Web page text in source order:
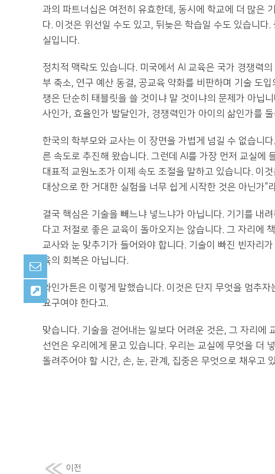
과의 파트너십은 여전히 유효한데, 동시에 학교에 더 많은
다. 이것은 위선일 수도 있고, 뒤늦은 학습일 수도 있습니
실입니다.
정치적 맥락도 있습니다. 미국에서 AI 교육은 국가 경쟁력
부 축소, 연구 예산 동결, 공교육 약화를 비판하며 기술 도
쟁은 단순히 태블릿을 쓸 것이냐 말 것이냐의 문제가 아닙
사인가, 효율인가 발달인가, 경쟁력인가 아이의 삶인가를
한국의 학부모와 교사는 이 장면을 가볍게 넘길 수 없습니
른 속도로 추진해 왔습니다. 그런데 AI를 가장 먼저 교실에
대표적 교원노조가 이제 속도 조절을 말하고 있습니다. 이
대상으로 한 거대한 실험을 너무 쉽게 시작한 것은 아닌가”
결국 핵심은 기술을 빼느냐 넣느냐가 아닙니다. 기기를 내
다고 저절로 좋은 교육이 돌아오지는 않습니다. 그 자리에
교사와 눈 맞추기가 들어와야 합니다. 기술이 빠진 빈자리
육의 회복은 아닙니다.
와인가튼은 이렇게 말했습니다. 이것은 단지 무엇을 멈추
요구여야 한다고.
맞습니다. 기술을 걷어내는 일보다 어려운 것은, 그 자리에
선언은 우리에게 묻고 있습니다. 우리는 교실에 무엇을 더
돌려주어야 할 시간, 손, 눈, 관계, 집중은 무엇으로 채우고
이전